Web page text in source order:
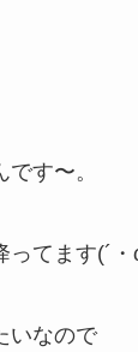
す〜。
ってます(´
いなので